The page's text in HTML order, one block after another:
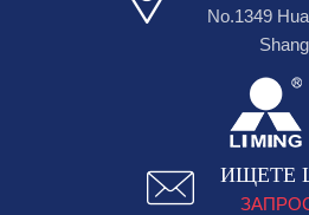
No.1349
ИЩЕТЕ